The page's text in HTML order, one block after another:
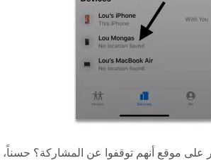
على موقع أنهم توقفوا عن المشاركة؟ حسناً،